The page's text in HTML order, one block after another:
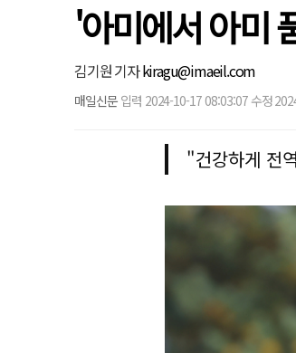
'아미에서 아미
김기원 기자kiragu@imaeil.com
매일신문 입력 2024-10-17 08:03:07 수정
"건강하게 전